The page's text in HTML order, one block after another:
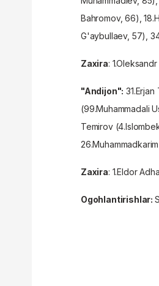
Bahromov, 66),
G'aybullaev, 57),
Zaxira:
"Andijon":
(99.Muhammadali
Temirov (
Zaxira: 1.Eldor
Ogohlantirishlar: